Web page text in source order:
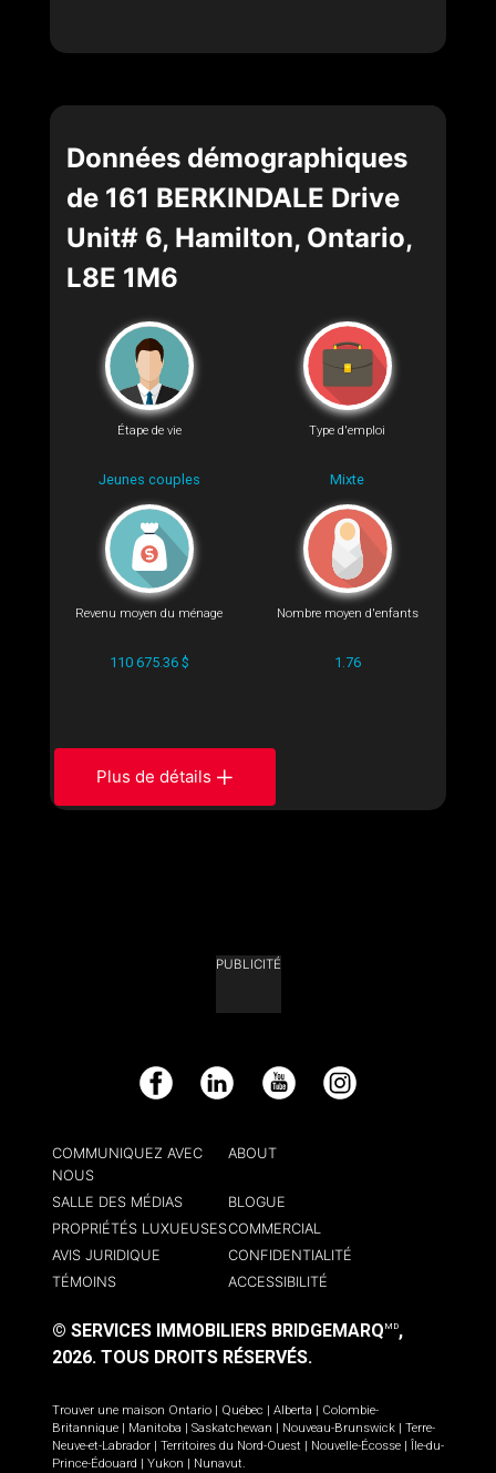
Données démographiques
de 161 BERKINDALE Drive
Unit# 6, Hamilton, Ontario,
L8E 1M6
Étape de vie
Jeunes couples
Type d'emploi
Mixte
Revenu moyen du ménage
110 675.36 $
Nombre moyen d'enfants
1.76
Plus de détails
PUBLICITÉ
Facebook LinkedIn YouTube Instagram
COMMUNIQUEZ AVEC
NOUS
ABOUT
SALLE DES MÉDIAS
BLOGUE
PROPRIÉTÉS LUXUEUSESCOMMERCIAL
AVIS JURIDIQUE
CONFIDENTIALITÉ
TÉMOINS
ACCESSIBILITÉ
© SERVICES IMMOBILIERS BRIDGEMARQ MD,
2026. TOUS DROITS RÉSERVÉS.
Trouver une maison Ontario Québec Alberta
Colombie-
Britannique
Manitoba Saskatchewan Nouveau-Brunswick
Terre-
Neuve-et-Labrador
Territoires du Nord-Ouest Nouvelle-Écosse
Île-du-
Prince-Édouard
Yukon Nunavut.